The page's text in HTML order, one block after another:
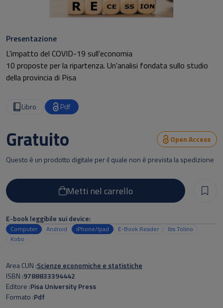
Presentazione
L'impatto del COVID-19 sull'economia
10 proposte per la ripartenza. Un'analisi fondata sullo studio
della provincia di Pisa
Libro Pdf
Gratuito Open Access
Metti nel carrello
Questo è un prodotto digitale per il quale non è prevista la spedizione
E-book leggibile sui device:
Computer Android iPhone/Ipad E-Book Reader
Ibs Tolino
Kobo
Area CUN Scienze economiche e statistiche
ISBN 9788833394442
Editore Pisa University Press
Formato Pdf